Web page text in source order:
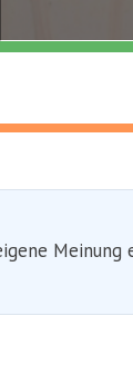
Meinung